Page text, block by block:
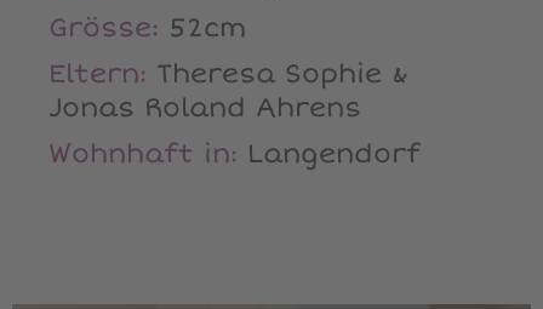
Grösse: 52cm
Eltern: Theresa Sophie &
Jonas Roland Ahrens
Wohnhaft in: Langendorf